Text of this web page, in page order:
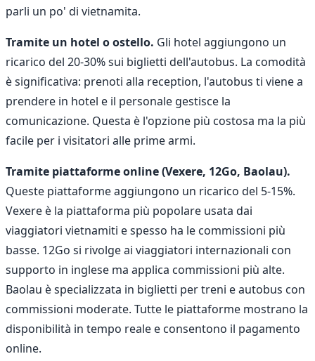
parli un po' di vietnamita.
Tramite un hotel o ostello. Gli hotel aggiungono un
ricarico del 20-30% sui biglietti dell'autobus. La comodità
è significativa: prenoti alla reception, l'autobus ti viene a
prendere in hotel e il personale gestisce la
comunicazione. Questa è l'opzione più costosa ma la più
facile per i visitatori alle prime armi.
Tramite piattaforme online (Vexere, 12Go, Baolau).
Queste piattaforme aggiungono un ricarico del 5-15%.
Vexere è la piattaforma più popolare usata dai
viaggiatori vietnamiti e spesso ha le commissioni più
basse. 12Go si rivolge ai viaggiatori internazionali con
supporto in inglese ma applica commissioni più alte.
Baolau è specializzata in biglietti per treni e autobus con
commissioni moderate. Tutte le piattaforme mostrano la
disponibilità in tempo reale e consentono il pagamento
online.